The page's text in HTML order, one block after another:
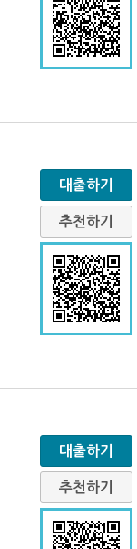
대출하기
추천하기
대출하기
추천하기